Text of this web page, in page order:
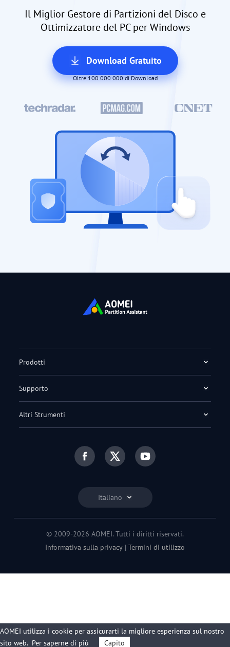
Il Miglior Gestore di Partizioni del Disco e
Ottimizzatore del PC per Windows
Download Gratuito
Oltre 100.000.000 di Download
Italiano
Prodotti
Supporto
Altri Strumenti
© 2009-2026 AOMEI. Tutti i diritti riservati.
Informativa sulla privacy | Termini di utilizzo
AOMEI utilizza i cookie per assicurarti la migliore esperienza sul nostro
sito web. Per saperne di più Capito